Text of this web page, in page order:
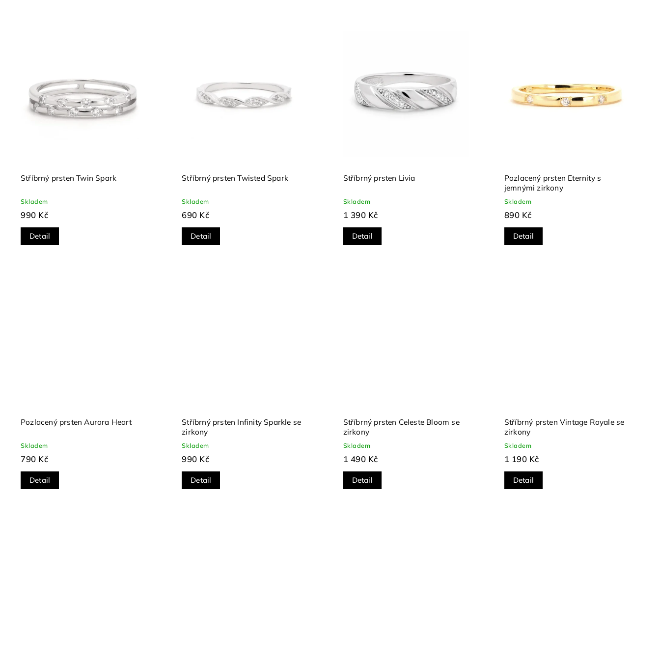
Stříbrný prsten Twin Spark
Skladem
990 Kč
Detail
Stříbrný prsten Twisted Spark
Skladem
690 Kč
Detail
Stříbrný prsten Livia
Skladem
1 390 Kč
Detail
Pozlacený prsten Eternity s
jemnými zirkony
Skladem
890 Kč
Detail
Pozlacený prsten Aurora Heart
Skladem
790 Kč
Detail
Stříbrný prsten Infinity Sparkle se
zirkony
Skladem
990 Kč
Detail
Stříbrný prsten Celeste Bloom se
zirkony
Skladem
1 490 Kč
Detail
Stříbrný prsten Vintage Royale se
zirkony
Skladem
1 190 Kč
Detail